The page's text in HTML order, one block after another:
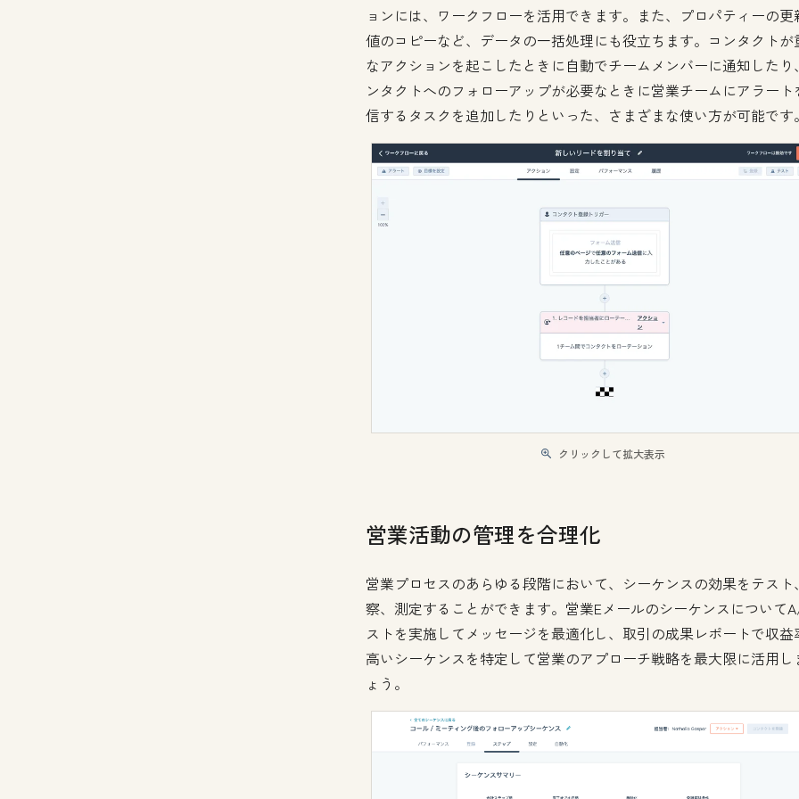
ョンには、ワークフローを活用できます。また、プロパティーの更
値のコピーなど、データの一括処理にも役立ちます。コンタクトが
なアクションを起こしたときに自動でチームメンバーに通知したり
ンタクトへのフォローアップが必要なときに営業チームにアラート
信するタスクを追加したりといった、さまざまな使い方が可能です
クリックして拡大表示
営業活動の管理を合理化
営業プロセスのあらゆる段階において、シーケンスの効果をテスト
察、測定することができます。営業Eメールのシーケンスについて
ストを実施してメッセージを最適化し、取引の成果レポートで収益
高いシーケンスを特定して営業のアプローチ戦略を最大限に活用し
ょう。